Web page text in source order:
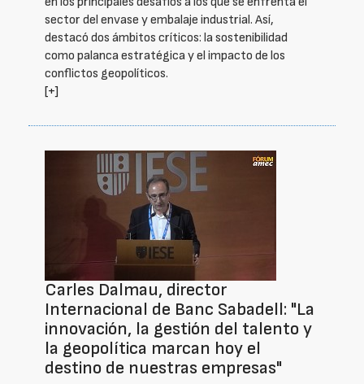
sector del envase y embalaje industrial. Así,
destacó dos ámbitos críticos: la sostenibilidad
como palanca estratégica y el impacto de los
conflictos geopolíticos.
[+]
Carles Dalmau, director
Internacional de Banc Sabadell: "La
innovación, la gestión del talento y
la geopolítica marcan hoy el
destino de nuestras empresas"